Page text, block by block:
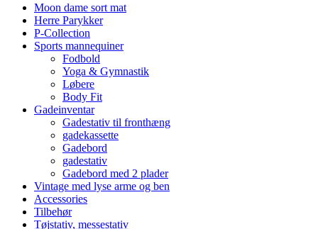
Moon dame sort mat
Herre Parykker
P-Collection
Sports mannequiner
Fodbold
Yoga & Gymnastik
Løbere
Body Fit
Gadeinventar
Gadestativ til fronthæng
gadekassette
Gadebord
gadestativ
Gadebord med 2 plader
Vintage med lyse arme og ben
Accessories
Tilbehør
Tøjstativ, messestativ